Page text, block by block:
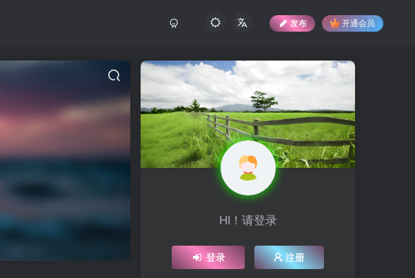
发布 开通会员
HI！请登录
登录 注册